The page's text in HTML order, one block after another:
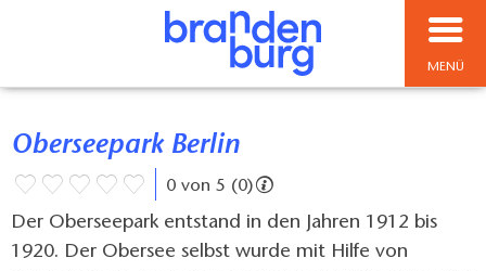
MENÜ
Oberseepark Berlin
0 von 5 (0)
Der Oberseepark entstand in den Jahren 1912 bis
1920. Der Obersee selbst wurde mit Hilfe von